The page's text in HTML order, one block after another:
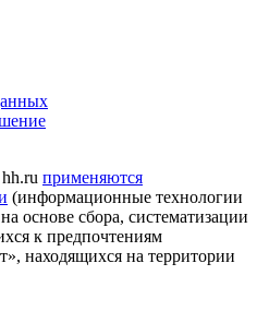
применяются
(информационные технологии
основе сбора, систематизации
к предпочтениям
находящихся на территории